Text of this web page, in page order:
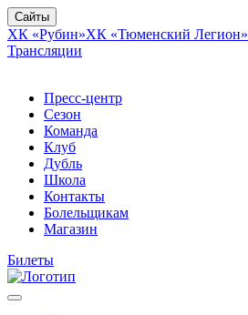
Сайты
ХК «Рубин»ХК «Тюменский Легион»
Трансляции
Пресс-центр
Сезон
Команда
Клуб
Дубль
Школа
Контакты
Болельщикам
Магазин
Билеты